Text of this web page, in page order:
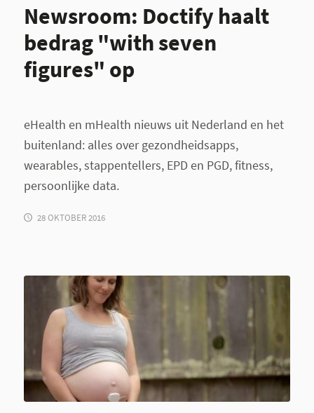
Newsroom: Doctify haalt
bedrag "with seven
figures" op
eHealth en mHealth nieuws uit Nederland en het
buitenland: alles over gezondheidsapps,
wearables, stappentellers, EPD en PGD, fitness,
persoonlijke data.
28 OKTOBER 2016